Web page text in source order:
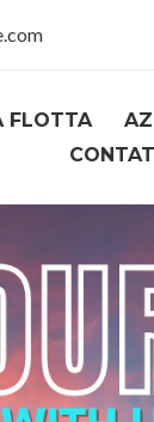
FLOTTA